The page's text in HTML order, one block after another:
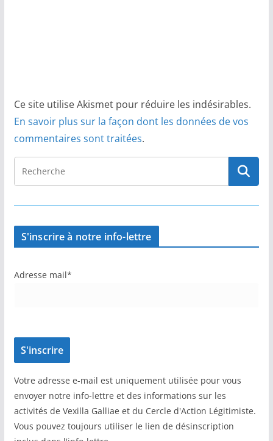
Ce site utilise Akismet pour réduire les indésirables.
En savoir plus sur la façon dont les données de vos
commentaires sont traitées.
S'inscrire à notre info-lettre
Adresse mail*
Votre adresse e-mail est uniquement utilisée pour vous
envoyer notre info-lettre et des informations sur les
activités de Vexilla Galliae et du Cercle d'Action Légitimiste.
Vous pouvez toujours utiliser le lien de désinscription